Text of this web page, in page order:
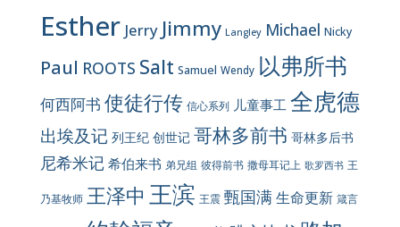
Esther Jerry Jimmy Langley Michael Nicky
Paul ROOTS Salt Samuel Wendy 以弗所书
何西阿书 使徒行传 信心系列 儿童事工 全虎德
出埃及记 列王纪 创世记 哥林多前书 哥林多后书
尼希米记 希伯来书 弟兄组 彼得前书 撒母耳记上 歌罗西书 王
乃基牧师 王泽中 王滨 王震 甄国满生命更新 箴言